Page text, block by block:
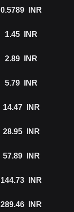
0.5789 INR
1.45 INR
2.89 INR
5.79 INR
14.47 INR
28.95 INR
57.89 INR
144.73 INR
289.46 INR